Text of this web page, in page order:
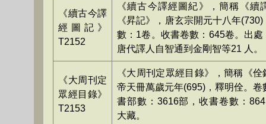
《續古今譯
經圖記》
T2152
《續古今譯經圖紀》，簡稱《續
《昇記》，唐玄宗開元十八年
數：1卷。收書卷數：645卷。出處
唐代譯人自智通到金剛智等21 人。
《大周刊定
眾經目錄》
T2153
《大周刊定眾經目錄》，簡稱《
帝天冊萬歲元年(695)，釋明佺。卷
書部數：3616部，收書卷數：
大藏。